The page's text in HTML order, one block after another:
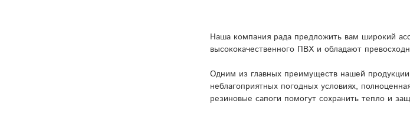
Наша компания рада предложить вам широкий
высококачественного ПВХ и обладают
Одним из главных преимуществ нашей
неблагоприятных погодных условиях,
резиновые сапоги помогут сохранить тепло и